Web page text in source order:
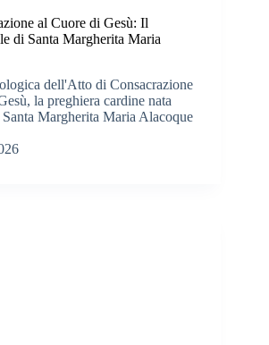
al Cuore di Gesù: Il
di Santa Margherita Maria
dell'Atto di Consacrazione
la preghiera cardine nata
Margherita Maria Alacoque